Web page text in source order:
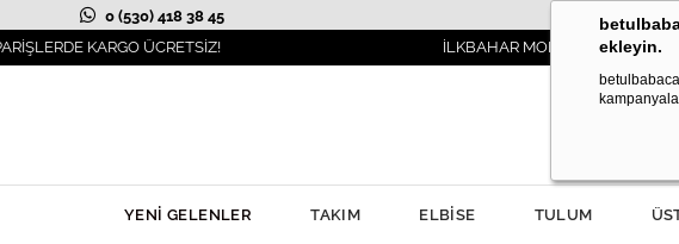
0 (530) 418 38 45
ÜCRETSİZ!
İLKBAHAR MODASI YANIBAŞINIZDA!ekleyin.
YENİ GELENLER TAKIM ELBİSE TULUM